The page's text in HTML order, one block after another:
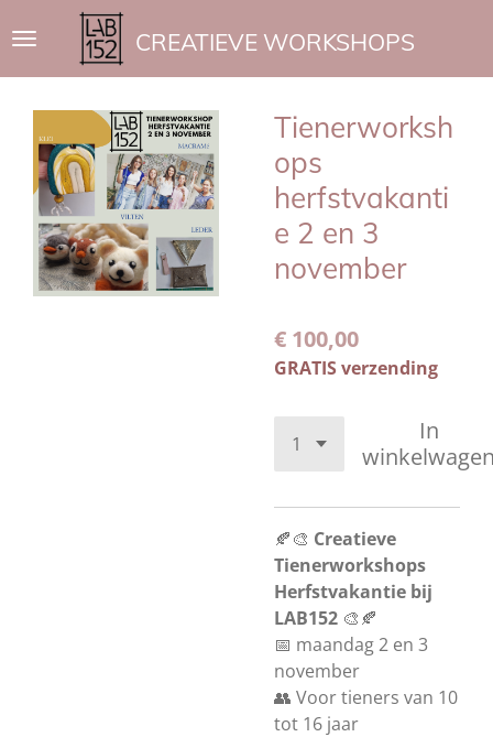
direct
naar
hoofdinhoud
CREATIEVE WORKSHOPS
Tienerworksh
ops
herfstvakanti
e 2 en 3
november
€ 100,00
GRATIS verzending
In
🍂🎨 Creatieve
Tienerworkshops
Herfstvakantie bij
LAB152 🎨🍂
📅 maandag 2 en 3
november
👥 Voor tieners van 10
tot 16 jaar